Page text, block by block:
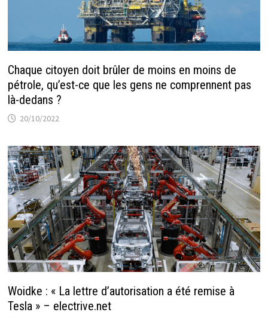
Chaque citoyen doit brûler de moins en moins de
pétrole, qu’est-ce que les gens ne comprennent pas
là-dedans ?
20/10/2022
Woidke : « La lettre d’autorisation a été remise à
Tesla » – electrive.net